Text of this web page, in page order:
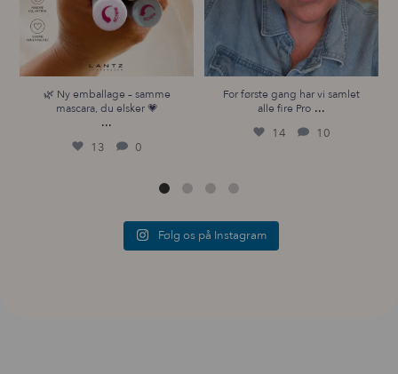
boks.
🌿 Ny emballage – samme
mascara, du elsker 💗
...
13 0
For første gang har vi samlet
alle fire Pro ...
14 10
Følg os på Instagram